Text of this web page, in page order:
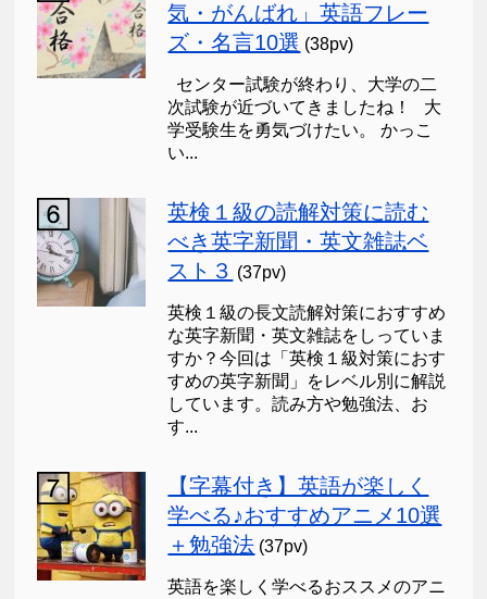
気・がんばれ」英語フレー
ズ・名言10選 (38pv)
センター試験が終わり、大学の二
次試験が近づいてきましたね！ 大
学受験生を勇気づけたい。 かっこ
い...
英検１級の読解対策に読む
べき英字新聞・英文雑誌ベ
スト３ (37pv)
英検１級の長文読解対策におすすめ
な英字新聞・英文雑誌をしっていま
すか？今回は「英検１級対策におす
すめの英字新聞」をレベル別に解説
しています。読み方や勉強法、お
す...
【字幕付き】英語が楽しく
学べる♪おすすめアニメ10選
＋勉強法 (37pv)
英語を楽しく学べるおススメのアニ